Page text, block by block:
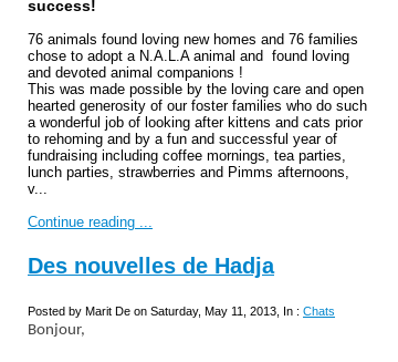
success!
76 animals found loving new homes and 76 families
chose to adopt a N.A.L.A animal and found loving
and devoted animal companions !
This was made possible by the loving care and open
hearted generosity of our foster families who do such
a wonderful job of looking after kittens and cats prior
to rehoming and by a fun and successful year of
fundraising including coffee mornings, tea parties,
lunch parties, strawberries and Pimms afternoons,
v...
Continue reading ...
Des nouvelles de Hadja
Posted by Marit De on Saturday, May 11, 2013, In : Chats
Bonjour,